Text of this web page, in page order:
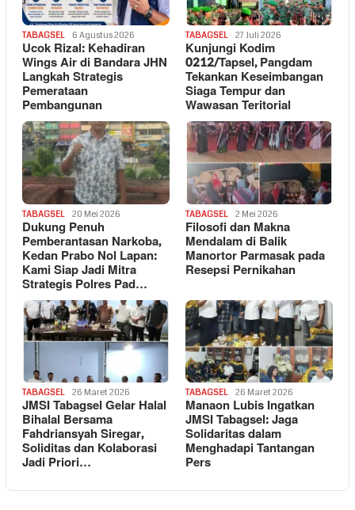
TABAGSEL 6 Agustus 2026
Ucok Rizal: Kehadiran
Wings Air di Bandara JHN
Langkah Strategis
Pemerataan
Pembangunan
TABAGSEL 27 Juli 2026
Kunjungi Kodim
0212/Tapsel, Pangdam
Tekankan Keseimbangan
Siaga Tempur dan
Wawasan Teritorial
TABAGSEL 20 Mei 2026
Dukung Penuh
Pemberantasan Narkoba,
Kedan Prabo Nol Lapan:
Kami Siap Jadi Mitra
Strategis Polres Pad…
TABAGSEL 2 Mei 2026
Filosofi dan Makna
Mendalam di Balik
Manortor Parmasak pada
Resepsi Pernikahan
TABAGSEL 26 Maret 2026
JMSI Tabagsel Gelar Halal
Bihalal Bersama
Fahdriansyah Siregar,
Soliditas dan Kolaborasi
Jadi Priori…
TABAGSEL 26 Maret 2026
Manaon Lubis Ingatkan
JMSI Tabagsel: Jaga
Solidaritas dalam
Menghadapi Tantangan
Pers